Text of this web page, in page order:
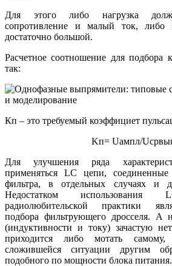
Для этого либо нагрузка
сопротивление и малый ток, либо
достаточно большой.
Расчетное соотношение для подбора
так:
Кп – это требуемый коэффициет
Kп= Uампл/
Для улучшения ряда
применяться LC цепи,
фильтра, в отдельных случаях и
Недостатком
радиолюбительской практики
подбора фильтрующего дросселя. А
(индуктивности и току) зачастую
приходится либо мотать
сложившейся ситуации другим
подобного по мощности блока питания.